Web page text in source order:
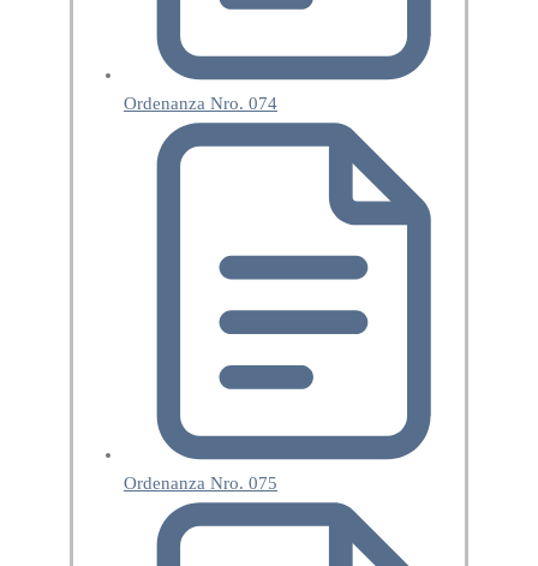
Ordenanza Nro. 074
Ordenanza Nro. 075